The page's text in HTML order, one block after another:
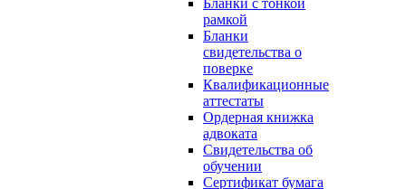
рамкой
Бланки
свидетельства о
поверке
Квалификационные
аттестаты
Ордерная книжка
адвоката
Свидетельства об
обучении
Сертификат бумага